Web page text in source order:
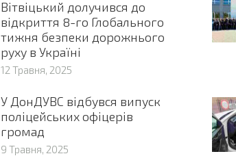
Вітвіцький долучився до
відкриття 8-го Глобального
тижня безпеки дорожнього
руху в Україні
12 Травня, 2025
У ДонДУВС відбувся випуск
поліцейських офіцерів
громад
9 Травня, 2025